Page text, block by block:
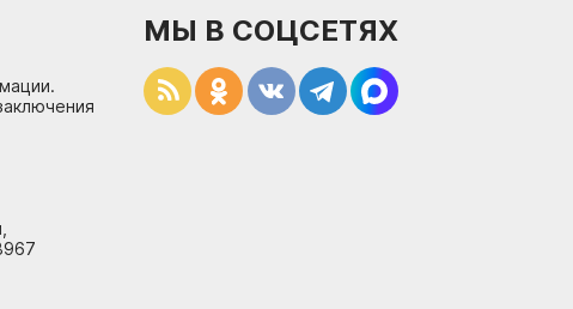
МЫ В СОЦСЕТЯХ